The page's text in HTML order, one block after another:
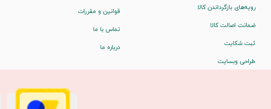
رویه‌های بازگرداندن کالا
ضمانت اصالت کالا
ثبت شکایت
طراحی وبسایت
قوانین و مقررات
تماس با ما
درباره ما